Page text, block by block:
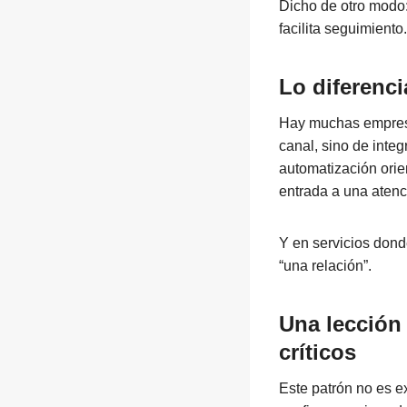
Dicho de otro
facilita seguimiento.
Lo
Hay muchas
canal, sino de
automatización
entrada a una
Y en servicios
“una relación”.
Una
críticos
Este patrón no es